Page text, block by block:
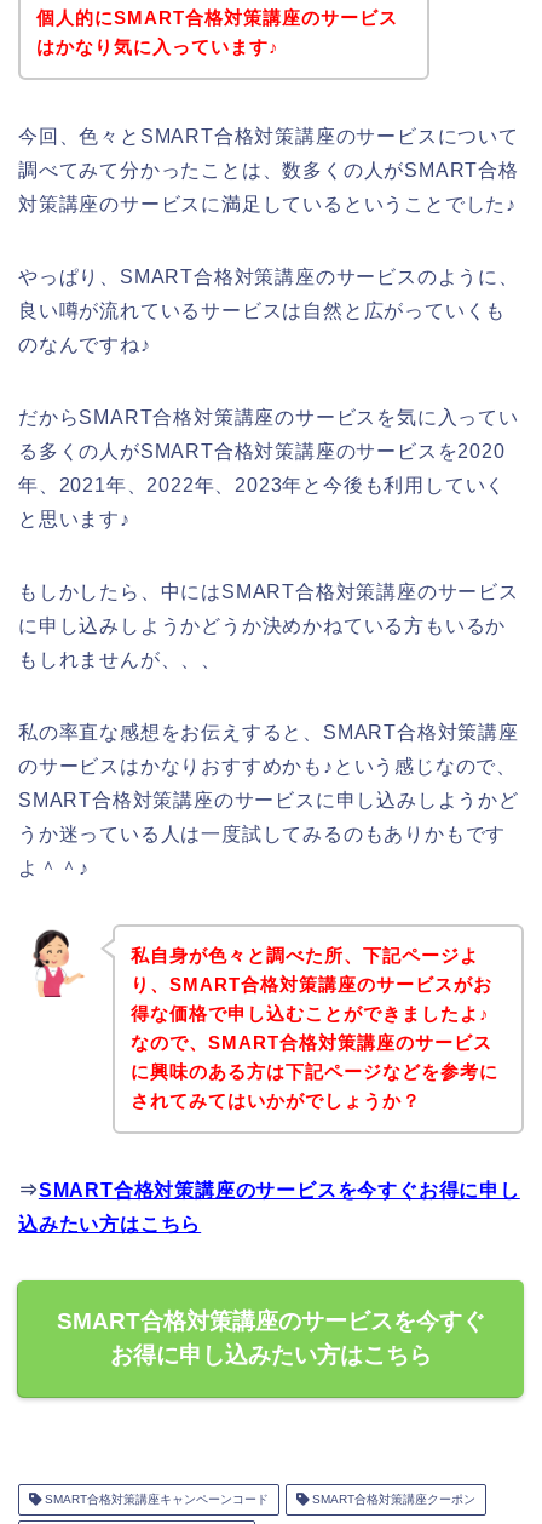
個人的にSMART合格対策講座のサービス
はかなり気に入っています♪
今回、色々とSMART合格対策講座のサービスについて
調べてみて分かったことは、数多くの人がSMART合格
対策講座のサービスに満足しているということでした♪
やっぱり、SMART合格対策講座のサービスのように、
良い噂が流れているサービスは自然と広がっていくも
のなんですね♪
だからSMART合格対策講座のサービスを気に入ってい
る多くの人がSMART合格対策講座のサービスを2020
年、2021年、2022年、2023年と今後も利用していく
と思います♪
もしかしたら、中にはSMART合格対策講座のサービス
に申し込みしようかどうか決めかねている方もいるか
もしれませんが、、、
私の率直な感想をお伝えすると、SMART合格対策講座
のサービスはかなりおすすめかも♪という感じなので、
SMART合格対策講座のサービスに申し込みしようかど
うか迷っている人は一度試してみるのもありかもです
よ＾＾♪
私自身が色々と調べた所、下記ページよ
り、SMART合格対策講座のサービスがお
得な価格で申し込むことができましたよ♪
なので、SMART合格対策講座のサービス
に興味のある方は下記ページなどを参考に
されてみてはいかがでしょうか？
⇒SMART合格対策講座のサービスを今すぐお得に申し
込みたい方はこちら
SMART合格対策講座のサービスを今すぐ
お得に申し込みたい方はこちら
SMART合格対策講座キャンペーンコード SMART合格対策講座クーポン